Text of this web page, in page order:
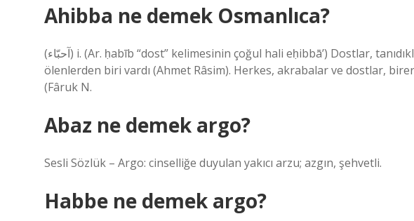
Ahibba ne demek Osmanlıca?
(ﺁﺣﺒّﺎﺀ) i. (Ar. ḥabīb “dost” kelimesinin çoğul hali eḥibbā’) Dostlar, tanıdıklar, tanıdıklarımız: Senin için yaşayan, yeni
ölenlerden biri vardı (Ahmet Râsim). Herkes, akrabalar ve dostlar,
(Fâruk N.
Abaz ne demek argo?
Sesli Sözlük – Argo: cinselliğe duyulan yakıcı arzu; azgın, şehvetli.
Habbe ne demek argo?